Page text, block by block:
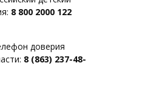
8 800 2000 122
доверия
8 (863) 237-48-